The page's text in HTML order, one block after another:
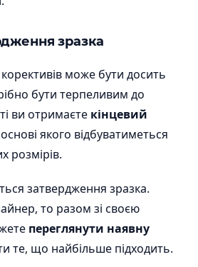
зразка
може бути досить
бути терпеливим до
ви отримаєте кінцевий
якого відбуватиметься
розмірів.
затвердження зразка.
то разом зі своєю
переглянути наявну
те, що найбільше підходить.